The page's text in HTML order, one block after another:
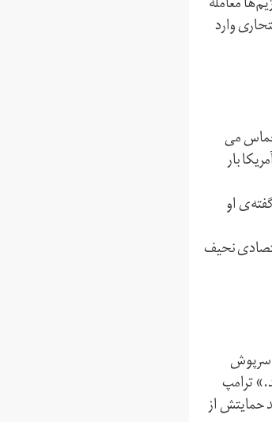
وارد
حماس می
بار
او
نحیف
سرپوش
ترامپ
حمایتش از